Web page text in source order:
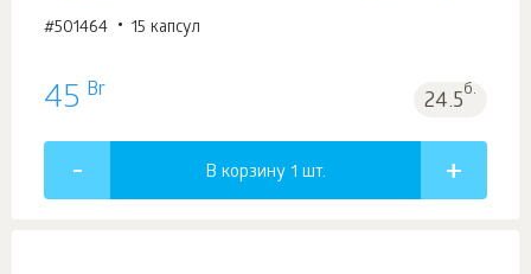
#501464 15 капсул
45 Br 24.5б.
В корзину 1 шт.